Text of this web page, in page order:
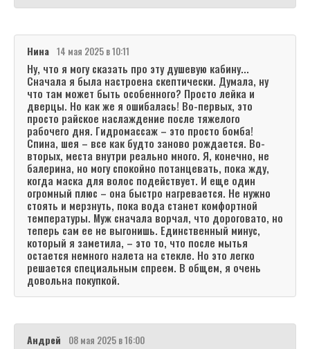
Нина 14 мая 2025 в 10:11
Ну, что я могу сказать про эту душевую кабину...
Сначала я была настроена скептически. Думала, ну
что там может быть особенного? Просто лейка и
дверцы. Но как же я ошибалась! Во-первых, это
просто райское наслаждение после тяжелого
рабочего дня. Гидромассаж – это просто бомба!
Спина, шея – все как будто заново рождается. Во-
вторых, места внутри реально много. Я, конечно, не
балерина, но могу спокойно потанцевать, пока жду,
когда маска для волос подействует. И еще один
огромный плюс – она быстро нагревается. Не нужно
стоять и мерзнуть, пока вода станет комфортной
температуры. Муж сначала ворчал, что дороговато, но
теперь сам ее не выгонишь. Единственный минус,
который я заметила, – это то, что после мытья
остается немного налета на стекле. Но это легко
решается специальным спреем. В общем, я очень
довольна покупкой.
Андрей 08 мая 2025 в 16:00